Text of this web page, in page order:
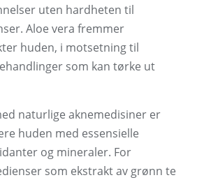
uten hardheten til
Aloe vera fremmer
huden, i motsetning til
som kan tørke ut
naturlige aknemedisiner er
huden med essensielle
og mineraler. For
som ekstrakt av grønn te